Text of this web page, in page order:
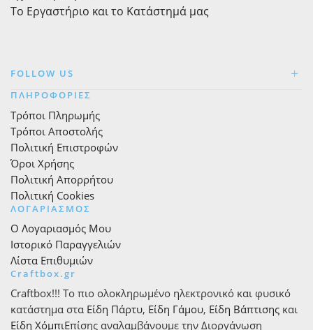
Το Εργαστήριο και το Κατάστημά μας
FOLLOW US
ΠΛΗΡΟΦΟΡΙΕΣ
Τρόποι Πληρωμής
Τρόποι Αποστολής
Πολιτική Επιστροφών
Όροι Χρήσης
Πολιτική Απορρήτου
Πολιτική Cookies
ΛΟΓΑΡΙΑΣΜΟΣ
Ο Λογαριασμός Μου
Ιστορικό Παραγγελιών
Λίστα Επιθυμιών
Craftbox.gr
Craftbox!!! Το πιο ολοκληρωμένο ηλεκτρονικό και φυσικό
κατάστημα στα Είδη Πάρτυ, Είδη Γάμου, Είδη Βάπτισης και
Είδη ΧόμπιΕπίσης αναλαμβάνουμε την Διοργάνωση